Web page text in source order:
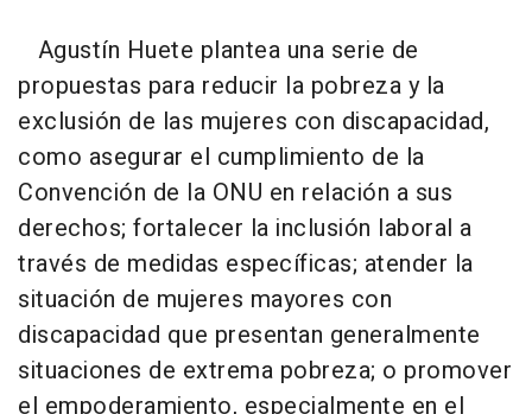
Agustín Huete plantea una serie de
propuestas para reducir la pobreza y la
exclusión de las mujeres con discapacidad,
como asegurar el cumplimiento de la
Convención de la ONU en relación a sus
derechos; fortalecer la inclusión laboral a
través de medidas específicas; atender la
situación de mujeres mayores con
discapacidad que presentan generalmente
situaciones de extrema pobreza; o promover
el empoderamiento, especialmente en el